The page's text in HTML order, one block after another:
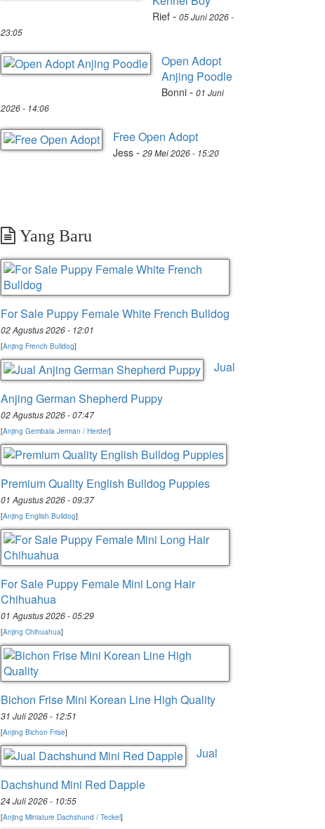
Rief - 05 Juni 2026 -
23:05
Open Adopt
Anjing Poodle
Bonni - 01 Juni
2026 - 14:06
Free Open Adopt
Jess - 29 Mei 2026 - 15:20
Yang Baru
For Sale Puppy Female White French Bulldog
02 Agustus 2026 - 12:01
[Anjing French Bulldog]
Jual
Anjing German Shepherd Puppy
02 Agustus 2026 - 07:47
[Anjing Gembala Jerman / Herder]
Premium Quality English Bulldog Puppies
01 Agustus 2026 - 09:37
[Anjing English Bulldog]
For Sale Puppy Female Mini Long Hair
Chihuahua
01 Agustus 2026 - 05:29
[Anjing Chihuahua]
Bichon Frise Mini Korean Line High Quality
31 Juli 2026 - 12:51
[Anjing Bichon Frise]
Jual
Dachshund Mini Red Dapple
24 Juli 2026 - 10:55
[Anjing Miniature Dachshund / Teckel]